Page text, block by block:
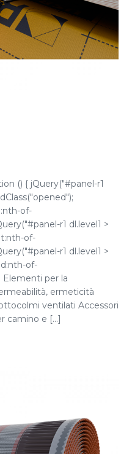
() { jQuery("#panel-r1
of-
r1 dl.level1 >
of-
r1 dl.level1 >
of-
Elementi per la
ermeticità
ventilati Accessori
camino e [...]